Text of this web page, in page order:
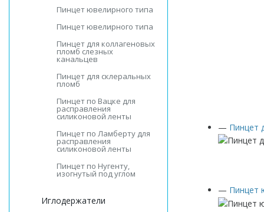
Пинцет ювелирного типа
Пинцет ювелирного типа
Пинцет для коллагеновых
пломб слезных
канальцев
Пинцет для склеральных
пломб
Пинцет по Вацке для
расправления
силиконовой ленты
Пинцет по Ламберту для
расправления
силиконовой ленты
Пинцет по Нугенту,
изогнутый под углом
Иглодержатели
— Пинцет
— Пинцет